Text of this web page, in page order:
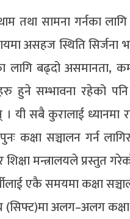
तथा सामना गर्नका
असहज स्थिति सिर्जना
लागि बढ्दो असमानता,
हुने सम्भावना रहेको
यी सबै कुरालाई ध्यानमा
कक्षा सञ्चालन गर्न
मन्त्रालयले प्रस्तुत
एकै समयमा कक्षा
अलग–अलग कक्षा